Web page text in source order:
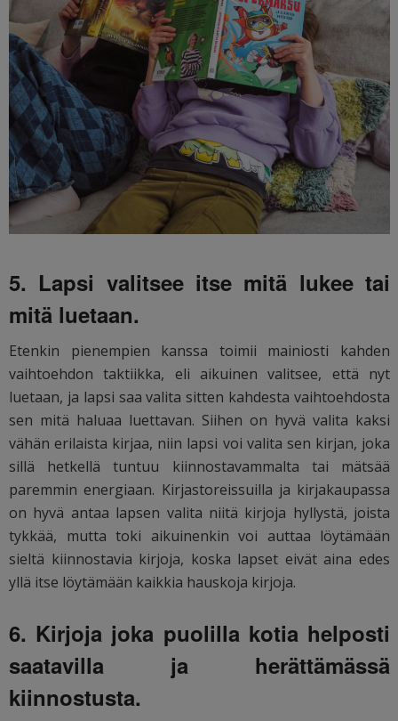
5. Lapsi valitsee itse mitä lukee tai
mitä luetaan.
Etenkin pienempien kanssa toimii mainiosti kahden
vaihtoehdon taktiikka, eli aikuinen valitsee, että nyt
luetaan, ja lapsi saa valita sitten kahdesta vaihtoehdosta
sen mitä haluaa luettavan. Siihen on hyvä valita kaksi
vähän erilaista kirjaa, niin lapsi voi valita sen kirjan, joka
sillä hetkellä tuntuu kiinnostavammalta tai mätsää
paremmin energiaan. Kirjastoreissuilla ja kirjakaupassa
on hyvä antaa lapsen valita niitä kirjoja hyllystä, joista
tykkää, mutta toki aikuinenkin voi auttaa löytämään
sieltä kiinnostavia kirjoja, koska lapset eivät aina edes
yllä itse löytämään kaikkia hauskoja kirjoja.
6. Kirjoja joka puolilla kotia helposti
saatavilla ja herättämässä
kiinnostusta.